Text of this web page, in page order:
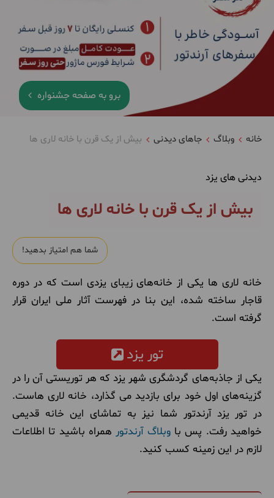
برو به صفحه جشنواره
خانه وبلاگ جاهای دیدنی بیش از یک قرن با خانه لاری ها
دیدنی های یزد
بیش از یک قرن با خانه لاری ها
شما هم امتیاز بدهید!
خانه لاری‌ ها یکی از خانه‌های زیبای یزدی است که در دوره
قاجار ساخته شده، این بنا در فهرست آثار ملی ایران قرار
گرفته است.
تور یزد
یکی از جاذبه‌های گردشگری شهر یزد که هر توریستی آن را در
گزینه‌های اول خود برای بازدید می گذارد، خانه لاری‌ هاست.
در تور یزد آرندتور شما نیز به تماشای این خانه قدیمی
خواهید رفت. پس باوبلاگ آرندتور همراه باشید تا اطلاعات
لازم در این زمینه کسب کنید.